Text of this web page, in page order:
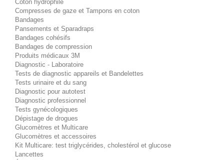
Coton hydrophile
Compresses de gaze et Tampons en coton
Bandages
Pansements et Sparadraps
Bandages cohésifs
Bandages de compression
Produits médicaux 3M
Diagnostic - Laboratoire
Tests de diagnostic appareils et Bandelettes
Tests urinaire et du sang
Diagnostic pour autotest
Diagnostic professionnel
Tests gynécologiques
Dépistage de drogues
Glucomètres et Multicare
Glucomètres et accessoires
Kit Multicare: test triglycérides, cholestérol et glucose
Lancettes